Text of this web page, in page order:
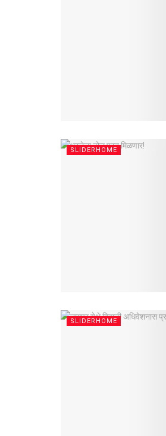
SLIDERHOME
SLIDERHOME